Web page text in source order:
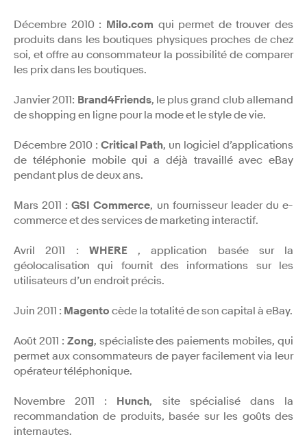
Décembre 2010 : Milo.com qui permet de trouver des
produits dans les boutiques physiques proches de chez
soi, et offre au consommateur la possibilité de comparer
les prix dans les boutiques.
Janvier 2011: Brand4Friends, le plus grand club allemand
de shopping en ligne pour la mode et le style de vie.
Décembre 2010 : Critical Path, un logiciel d’applications
de téléphonie mobile qui a déjà travaillé avec eBay
pendant plus de deux ans.
Mars 2011 :GSI Commerce, un fournisseur leader du e-
commerce et des services de marketing interactif.
Avril 2011 : WHERE , application basée sur la
géolocalisation qui fournit des informations sur les
utilisateurs d’un endroit précis.
Juin 2011 : Magento cède la totalité de son capital à eBay.
Août 2011 : Zong, spécialiste des paiements mobiles, qui
permet aux consommateurs de payer facilement via leur
opérateur téléphonique.
Novembre 2011 : Hunch, site spécialisé dans la
recommandation de produits, basée sur les goûts des
internautes.